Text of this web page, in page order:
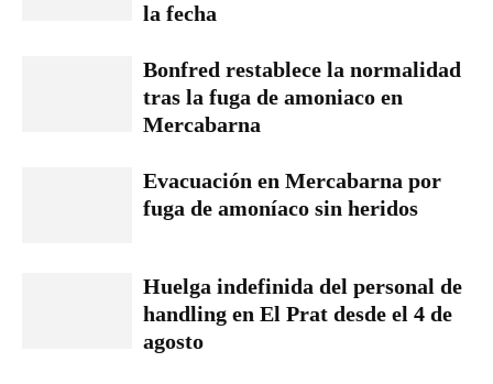
la fecha
Bonfred restablece la normalidad
tras la fuga de amoniaco en
Mercabarna
Evacuación en Mercabarna por
fuga de amoníaco sin heridos
Huelga indefinida del personal de
handling en El Prat desde el 4 de
agosto